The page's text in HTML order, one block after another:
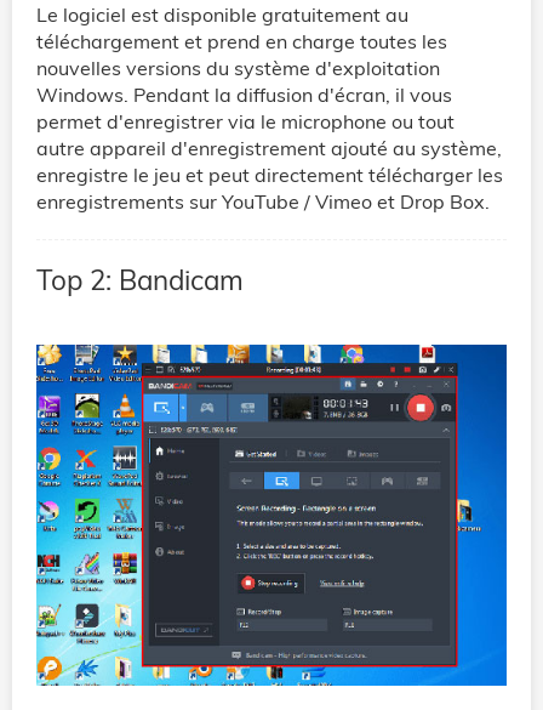
Le logiciel est disponible gratuitement au
téléchargement et prend en charge toutes les
nouvelles versions du système d'exploitation
Windows. Pendant la diffusion d'écran, il vous
permet d'enregistrer via le microphone ou tout
autre appareil d'enregistrement ajouté au système,
enregistre le jeu et peut directement télécharger les
enregistrements sur YouTube / Vimeo et Drop Box.
Top 2: Bandicam